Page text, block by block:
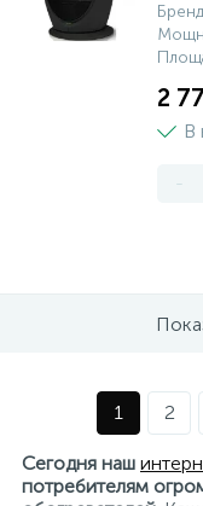
2
В
-
1 2
Сегодня наш
потребителям